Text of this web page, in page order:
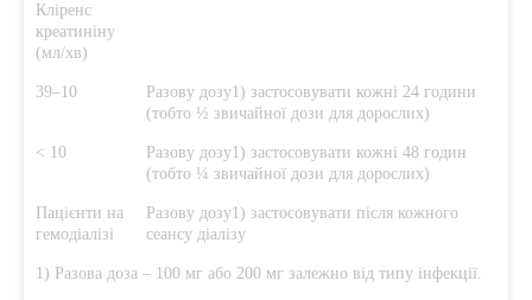
Кліренс
креатиніну
(мл/хв)
39–10
Разову дозу1) застосовувати кожні 24 години
(тобто ½ звичайної дози для дорослих)
< 10
Разову дозу1) застосовувати кожні 48 годин
(тобто ¼ звичайної дози для дорослих)
Пацієнти на
гемодіалізі
Разову дозу1) застосовувати після кожного
сеансу діалізу
1) Разова доза – 100 мг або 200 мг залежно від типу інфекції.